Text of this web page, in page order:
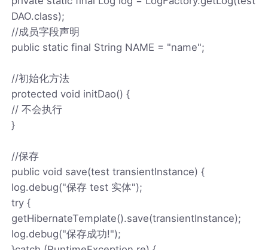
DAO.class);
//成员字段声明
public static final String NAME = "name";
//初始化方法
protected void initDao() {
// 不会执行
}
//保存
public void save(test transientInstance) {
log.debug("保存 test 实体");
try {
getHibernateTemplate().save(transientInstance);
log.debug("保存成功!");